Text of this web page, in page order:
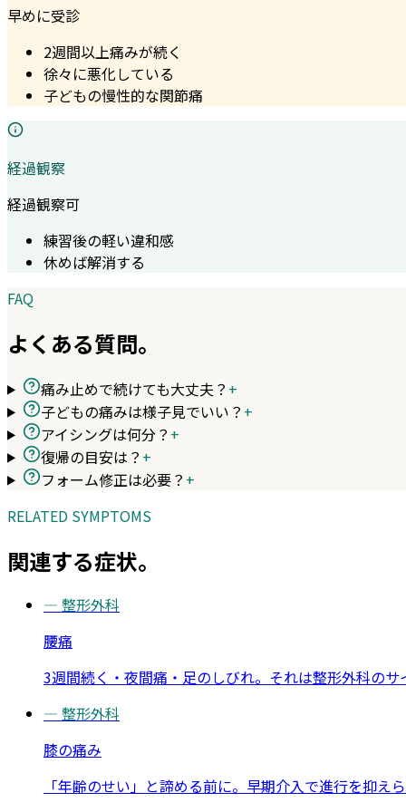
早めに受診
2週間以上痛みが続く
徐々に悪化している
子どもの慢性的な関節痛
経過観察
経過観察可
練習後の軽い違和感
休めば解消する
FAQ
よくある質問。
痛み止めで続けても大丈夫？ +
子どもの痛みは様子見でいい？ +
アイシングは何分？ +
復帰の目安は？ +
フォーム修正は必要？ +
RELATED SYMPTOMS
関連する症状。
— 整形外科
腰痛
3週間続く・夜間痛・足のしびれ。それは整形外科のサ
— 整形外科
膝の痛み
「年齢のせい」と諦める前に。早期介入で進行を抑え